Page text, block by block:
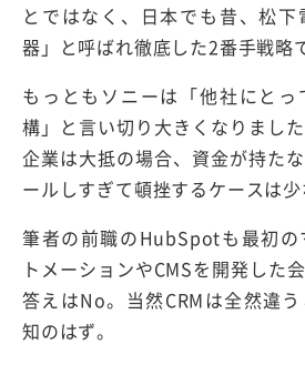
とではなく、日本でも昔、松
器」と呼ばれ徹底した2番手戦略
もっともソニーは「他社にと
構」と言い切り大きくなりまし
企業は大抵の場合、資金が持た
ールしすぎて頓挫するケースは少
筆者の前職のHubSpotも最初の
トメーションやCMSを開発した
答えはNo。当然CRMは全然違
知のはず。